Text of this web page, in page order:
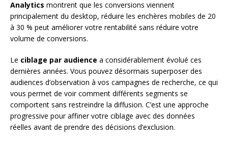
Analytics montrent que les conversions viennent
principalement du desktop, réduire les enchères mobiles de 20
à 30 % peut améliorer votre rentabilité sans réduire votre
volume de conversions.
Le ciblage par audience a considérablement évolué ces
dernières années. Vous pouvez désormais superposer des
audiences d’observation à vos campagnes de recherche, ce qui
vous permet de voir comment différents segments se
comportent sans restreindre la diffusion. C’est une approche
progressive pour affiner votre ciblage avec des données
réelles avant de prendre des décisions d’exclusion.